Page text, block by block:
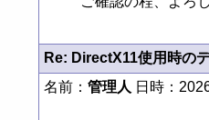
Re: DirectX11使用時の
名前： 管理人 日時：